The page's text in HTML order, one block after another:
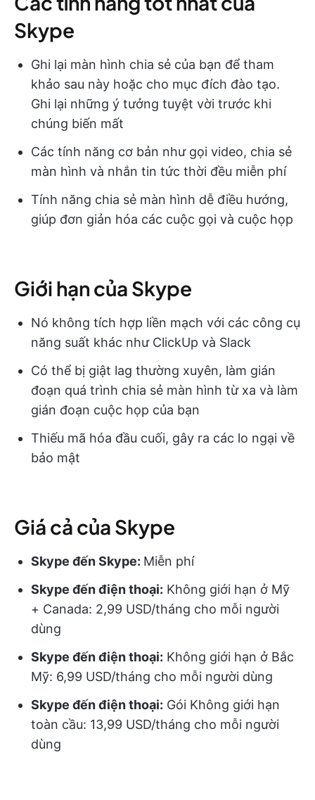
Skype
Ghi lại màn hình chia sẻ của bạn để tham
khảo sau này hoặc cho mục đích đào tạo.
Ghi lại những ý tưởng tuyệt vời trước khi
chúng biến mất
Các tính năng cơ bản như gọi video, chia sẻ
màn hình và nhắn tin tức thời đều miễn phí
Tính năng chia sẻ màn hình dễ điều hướng,
giúp đơn giản hóa các cuộc gọi và cuộc họp
Giới hạn của Skype
Nó không tích hợp liền mạch với các công cụ
năng suất khác như ClickUp và Slack
Có thể bị giật lag thường xuyên, làm gián
đoạn quá trình chia sẻ màn hình từ xa và làm
gián đoạn cuộc họp của bạn
Thiếu mã hóa đầu cuối, gây ra các lo ngại về
bảo mật
Giá cả của Skype
Skype đến Skype: Miễn phí
Skype đến điện thoại: Không giới hạn ở Mỹ
+ Canada: 2,99 USD/tháng cho mỗi người
dùng
Skype đến điện thoại: Không giới hạn ở Bắc
Mỹ: 6,99 USD/tháng cho mỗi người dùng
Skype đến điện thoại: Gói Không giới hạn
toàn cầu: 13,99 USD/tháng cho mỗi người
dùng